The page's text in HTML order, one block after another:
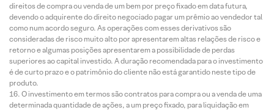
direitos de compra ou venda de um bem por preço fixado em data futura,
devendo o adquirente do direito negociado pagar um prêmio ao vendedor tal
como num acordo seguro. As operações com esses derivativos são
consideradas de risco muito alto por apresentarem altas relações de risco e
retorno e algumas posições apresentarem a possibilidade de perdas
superiores ao capital investido. A duração recomendada para o investimento
é de curto prazo e o patrimônio do cliente não está garantido neste tipo de
produto.
O investimento em termos são contratos para compra ou a venda de uma
determinada quantidade de ações, a um preço fixado, para liquidação em